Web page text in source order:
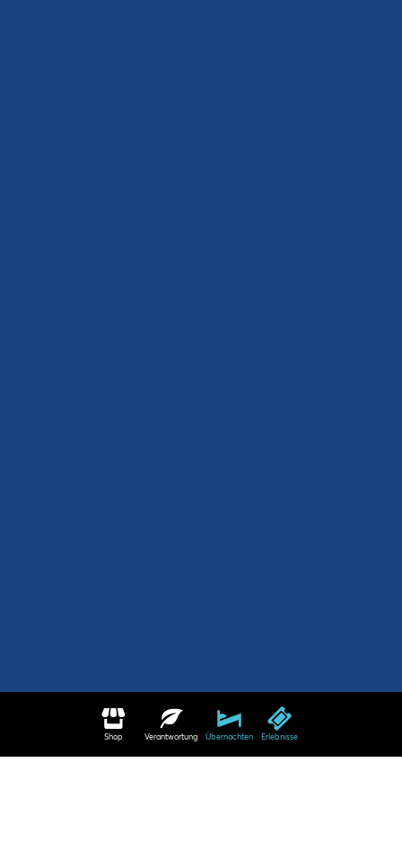
Shop Verantwortung Übernachten Erlebnisse